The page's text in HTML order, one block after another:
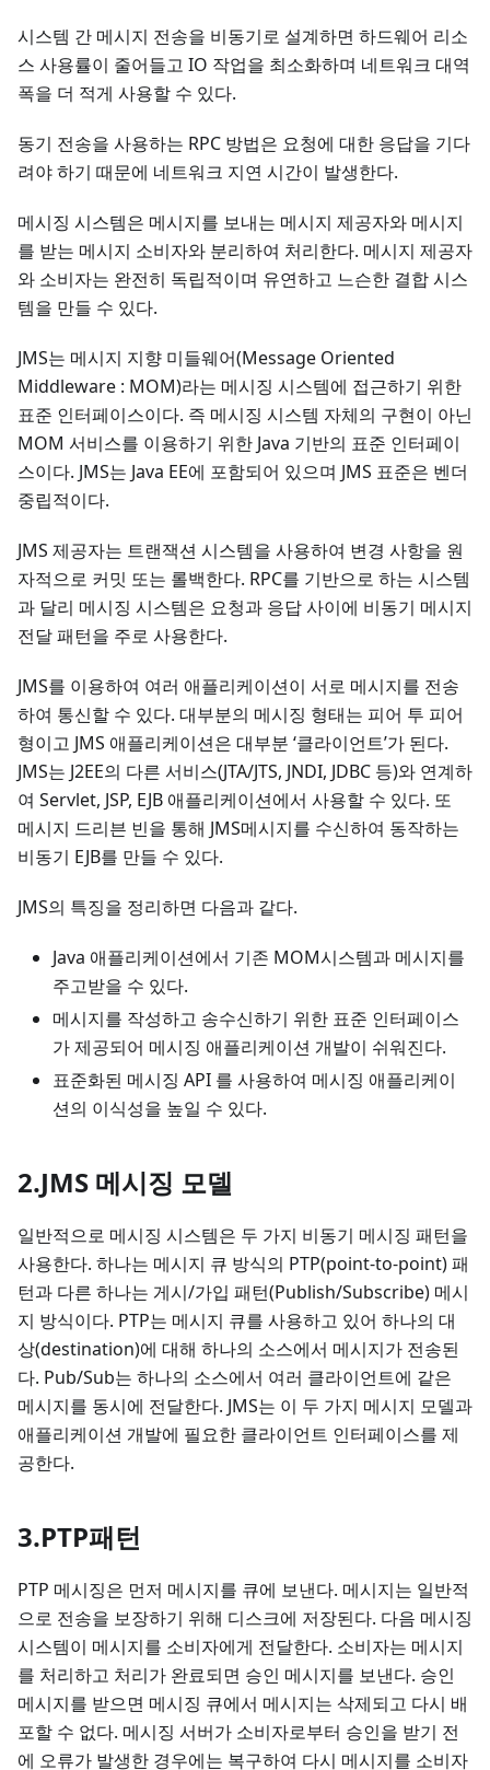
시스템 간 메시지 전송을 비동기로 설계하면 하드웨어 리소
스 사용률이 줄어들고 IO 작업을 최소화하며 네트워크 대역
폭을 더 적게 사용할 수 있다.
동기 전송을 사용하는 RPC 방법은 요청에 대한 응답을 기다
려야 하기 때문에 네트워크 지연 시간이 발생한다.
메시징 시스템은 메시지를 보내는 메시지 제공자와 메시지
를 받는 메시지 소비자와 분리하여 처리한다. 메시지 제공자
와 소비자는 완전히 독립적이며 유연하고 느슨한 결합 시스
템을 만들 수 있다.
JMS는 메시지 지향 미들웨어(Message Oriented
Middleware : MOM)라는 메시징 시스템에 접근하기 위한
표준 인터페이스이다. 즉 메시징 시스템 자체의 구현이 아닌
MOM 서비스를 이용하기 위한 Java 기반의 표준 인터페이
스이다. JMS는 Java EE에 포함되어 있으며 JMS 표준은 벤더
중립적이다.
JMS 제공자는 트랜잭션 시스템을 사용하여 변경 사항을 원
자적으로 커밋 또는 롤백한다. RPC를 기반으로 하는 시스템
과 달리 메시징 시스템은 요청과 응답 사이에 비동기 메시지
전달 패턴을 주로 사용한다.
JMS를 이용하여 여러 애플리케이션이 서로 메시지를 전송
하여 통신할 수 있다. 대부분의 메시징 형태는 피어 투 피어
형이고 JMS 애플리케이션은 대부분 ‘클라이언트’가 된다.
JMS는 J2EE의 다른 서비스(JTA/JTS, JNDI, JDBC 등)와 연계하
여 Servlet, JSP, EJB 애플리케이션에서 사용할 수 있다. 또
메시지 드리븐 빈을 통해 JMS메시지를 수신하여 동작하는
비동기 EJB를 만들 수 있다.
JMS의 특징을 정리하면 다음과 같다.
Java 애플리케이션에서 기존 MOM시스템과 메시지를
주고받을 수 있다.
메시지를 작성하고 송수신하기 위한 표준 인터페이스
가 제공되어 메시징 애플리케이션 개발이 쉬워진다.
표준화된 메시징 API 를 사용하여 메시징 애플리케이
션의 이식성을 높일 수 있다.
2.JMS 메시징 모델
일반적으로 메시징 시스템은 두 가지 비동기 메시징 패턴을
사용한다. 하나는 메시지 큐 방식의 PTP(point-to-point) 패
턴과 다른 하나는 게시/가입 패턴(Publish/Subscribe) 메시
지 방식이다. PTP는 메시지 큐를 사용하고 있어 하나의 대
상(destination)에 대해 하나의 소스에서 메시지가 전송된
다. Pub/Sub는 하나의 소스에서 여러 클라이언트에 같은
메시지를 동시에 전달한다. JMS는 이 두 가지 메시지 모델과
애플리케이션 개발에 필요한 클라이언트 인터페이스를 제
공한다.
3.PTP패턴
PTP 메시징은 먼저 메시지를 큐에 보낸다. 메시지는 일반적
으로 전송을 보장하기 위해 디스크에 저장된다. 다음 메시징
시스템이 메시지를 소비자에게 전달한다. 소비자는 메시지
를 처리하고 처리가 완료되면 승인 메시지를 보낸다. 승인
메시지를 받으면 메시징 큐에서 메시지는 삭제되고 다시 배
포할 수 없다. 메시징 서버가 소비자로부터 승인을 받기 전
에 오류가 발생한 경우에는 복구하여 다시 메시지를 소비자